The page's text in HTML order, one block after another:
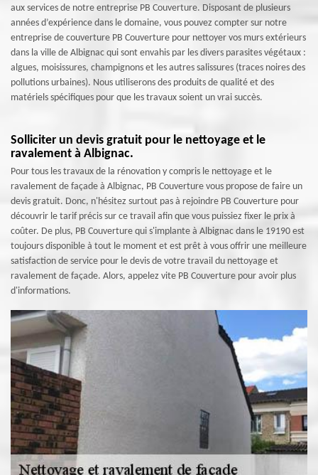
aux services de notre entreprise PB Couverture. Disposant de plusieurs
années d’expérience dans le domaine, vous pouvez compter sur notre
entreprise de couverture PB Couverture pour nettoyer vos murs extérieurs
dans la ville de Albignac qui sont envahis par les divers parasites végétaux :
algues, moisissures, champignons et les autres salissures (traces noires des
pollutions urbaines). Nous utiliserons des produits de qualité et des
matériels spécifiques pour que les travaux soient un vrai succès.
Solliciter un devis gratuit pour le nettoyage et le
ravalement à Albignac.
Pour tous les travaux de la rénovation y compris le nettoyage et le
ravalement de façade à Albignac, PB Couverture vous propose de faire un
devis gratuit. Donc, n'hésitez surtout pas à rejoindre PB Couverture pour
découvrir le tarif précis sur ce travail afin que vous puissiez fixer le prix à
coûter. De plus, PB Couverture qui s'implante à Albignac dans le 19190 est
toujours disponible à tout le moment et est prêt à vous offrir une meilleure
satisfaction de service pour le devis de votre travail du nettoyage et
ravalement de façade. Alors, appelez vite PB Couverture pour avoir plus
d'informations.